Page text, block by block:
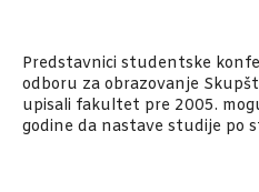
Predstavnici studentske
odboru za obrazovanje
upisali fakultet pre 2005.
godine da nastave studije po